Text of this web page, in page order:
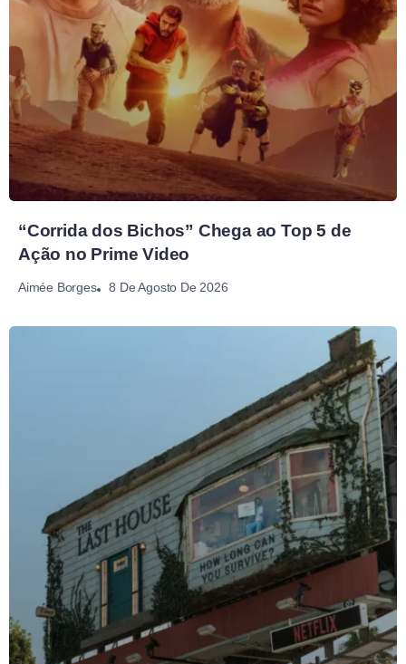
“Corrida dos Bichos” Chega ao Top 5 de
Ação no Prime Video
Aimée Borges 8 De Agosto De 2026